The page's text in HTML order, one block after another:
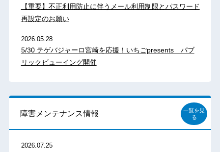
【重要】不正利用防止に伴うメール利用制限とパスワード
再設定のお願い
2026.05.28
5/30 テゲバジャーロ宮崎を応援！いちごpresents パブ
リックビューイング開催
障害メンテナンス情報
一覧を見
る
2026.07.25